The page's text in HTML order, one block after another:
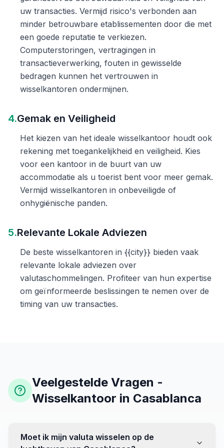
uw transacties. Vermijd risico's verbonden aan
minder betrouwbare etablissementen door die met
een goede reputatie te verkiezen.
Computerstoringen, vertragingen in
transactieverwerking, fouten in gewisselde
bedragen kunnen het vertrouwen in
wisselkantoren ondermijnen.
4.Gemak en Veiligheid
Het kiezen van het ideale wisselkantoor houdt ook
rekening met toegankelijkheid en veiligheid. Kies
voor een kantoor in de buurt van uw
accommodatie als u toerist bent voor meer gemak.
Vermijd wisselkantoren in onbeveiligde of
onhygiënische panden.
5.Relevante Lokale Adviezen
De beste wisselkantoren in {{city}} bieden vaak
relevante lokale adviezen over
valutaschommelingen. Profiteer van hun expertise
om geïnformeerde beslissingen te nemen over de
timing van uw transacties.
Veelgestelde Vragen -
Wisselkantoor in Casablanca
Moet ik mijn valuta wisselen op de